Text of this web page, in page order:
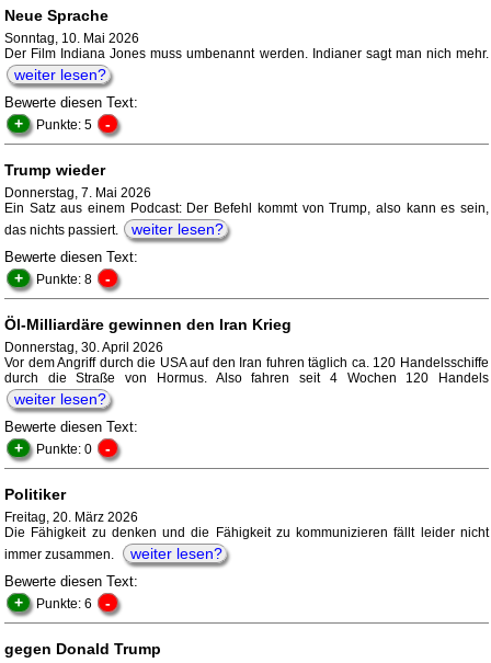
Neue Sprache
Sonntag, 10. Mai 2026
Der Film Indiana Jones muss umbenannt werden. Indianer sagt man nich mehr.
weiter lesen?
Bewerte diesen Text:
+ Punkte: 5 -
Trump wieder
Donnerstag, 7. Mai 2026
Ein Satz aus einem Podcast: Der Befehl kommt von Trump, also kann es sein,
das nichts passiert.
weiter lesen?
Bewerte diesen Text:
+ Punkte: 8 -
Öl-Milliardäre gewinnen den Iran Krieg
Donnerstag, 30. April 2026
Vor dem Angriff durch die USA auf den Iran fuhren täglich ca. 120 Handelsschiffe
durch die Straße von Hormus. Also fahren seit 4 Wochen 120 Handels
weiter lesen?
Bewerte diesen Text:
+ Punkte: 0 -
Politiker
Freitag, 20. März 2026
Die Fähigkeit zu denken und die Fähigkeit zu kommunizieren fällt leider nicht
immer zusammen.
weiter lesen?
Bewerte diesen Text:
+ Punkte: 6 -
gegen Donald Trump